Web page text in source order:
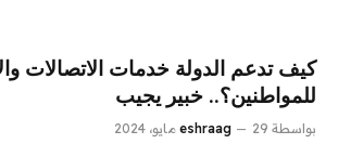
كيف تدعم الدولة خدمات الاتصالات
للمواطنين؟.. خبير يجيب
بواسطة eshraag 29 مايو، 2024